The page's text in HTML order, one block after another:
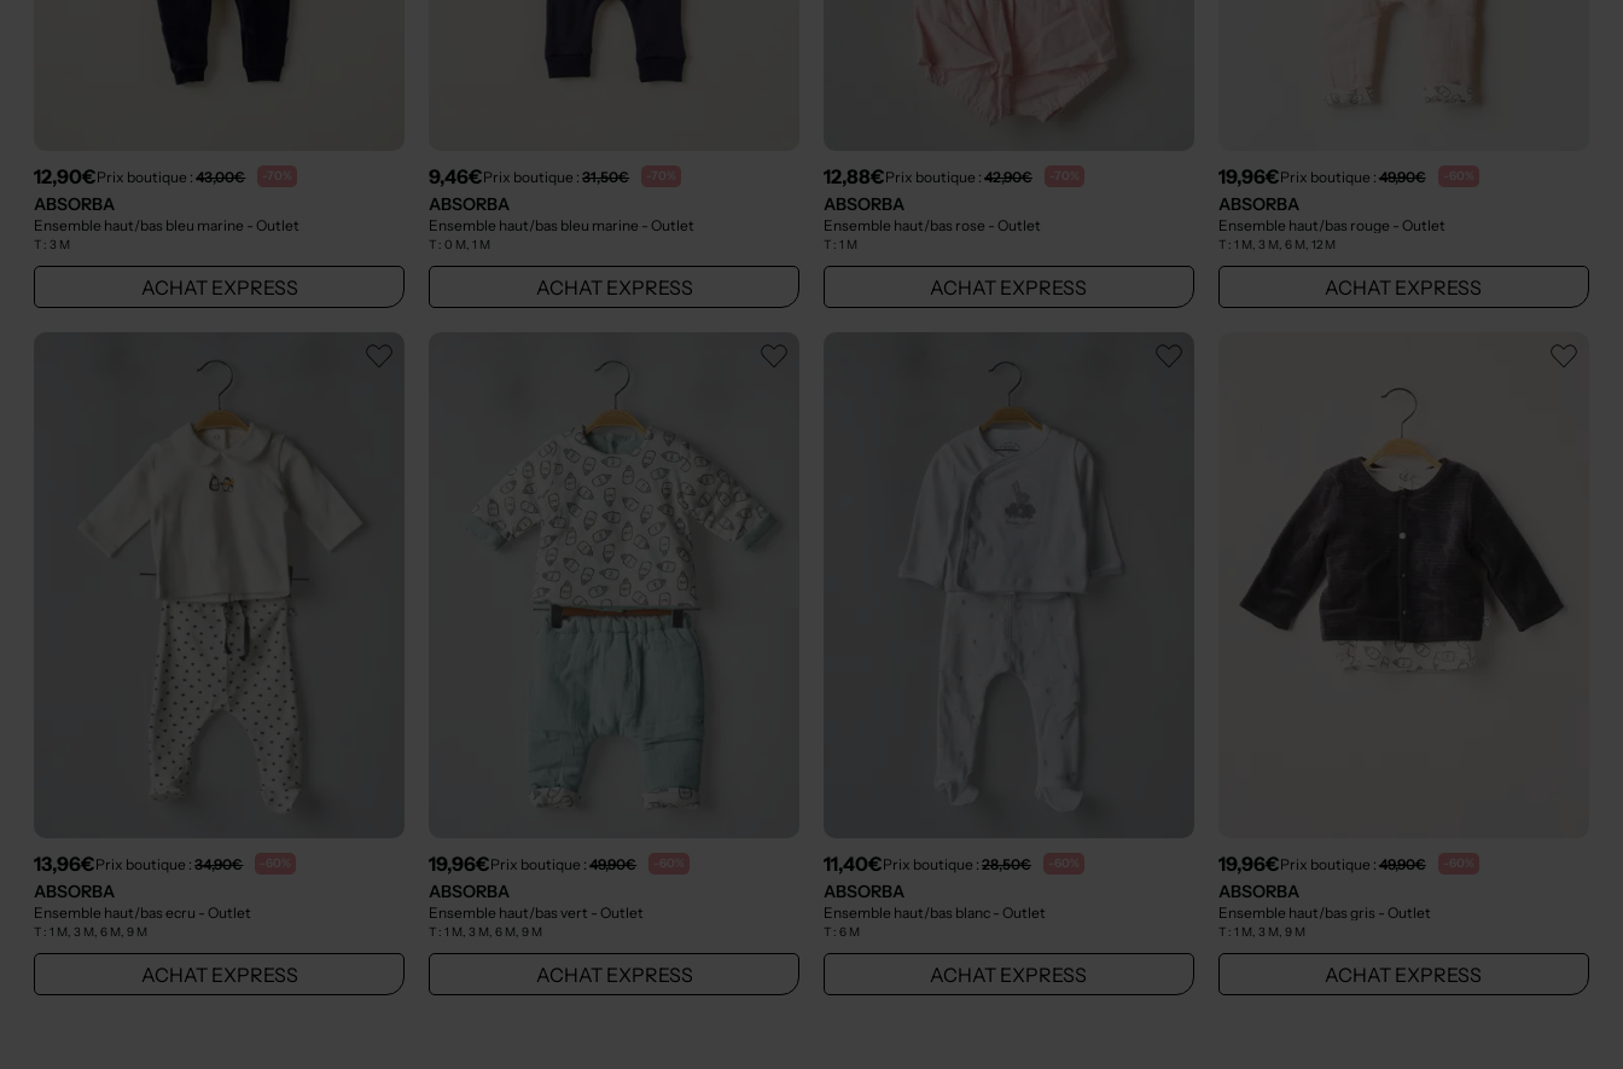
12,90€Prix boutique :43,00€ -70%
ABSORBA
Ensemble haut/bas bleu marine - Outlet
T :3 M
ACHAT EXPRESS
9,46€Prix boutique :31,50€ -70%
ABSORBA
Ensemble haut/bas bleu marine - Outlet
T :0 M, 1 M
ACHAT EXPRESS
12,88€Prix boutique : 42,90€ -70%
ABSORBA
Ensemble haut/bas rose - Outlet
T : 1 M
ACHAT EXPRESS
19,96€Prix boutique : 49,90€ -60%
ABSORBA
Ensemble haut/bas rouge - Outlet
T : 1 M, 3 M, 6 M, 12 M
ACHAT EXPRESS
13,96€Prix boutique :34,90€ -60%
ABSORBA
Ensemble haut/bas ecru - Outlet
T :1 M, 3 M, 6 M, 9 M
ACHAT EXPRESS
19,96€Prix boutique :49,90€ -60%
ABSORBA
Ensemble haut/bas vert - Outlet
T :1 M, 3 M, 6 M, 9 M
ACHAT EXPRESS
11,40€Prix boutique : 28,50€ -60%
ABSORBA
Ensemble haut/bas blanc - Outlet
T : 6 M
ACHAT EXPRESS
19,96€Prix boutique : 49,90€ -60%
ABSORBA
Ensemble haut/bas gris - Outlet
T : 1 M, 3 M, 9 M
ACHAT EXPRESS